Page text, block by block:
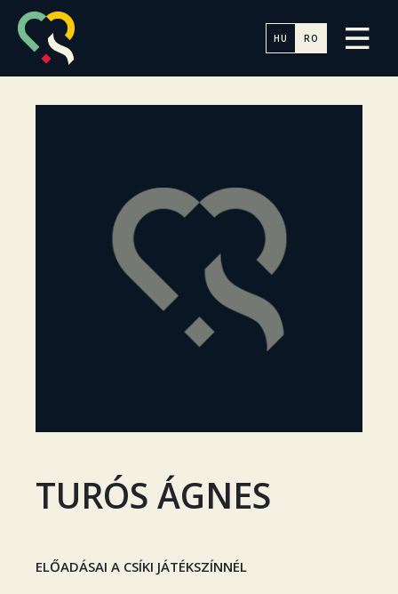
HU RO
TURÓS ÁGNES
ELŐADÁSAI A CSÍKI JÁTÉKSZÍNNÉL